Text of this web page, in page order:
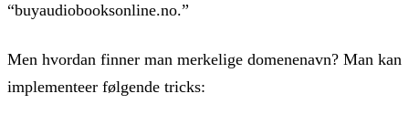
“buyaudiobooksonline.no.”
Men hvordan finner man merkelige domenenavn? Man kan
implementeer følgende tricks: